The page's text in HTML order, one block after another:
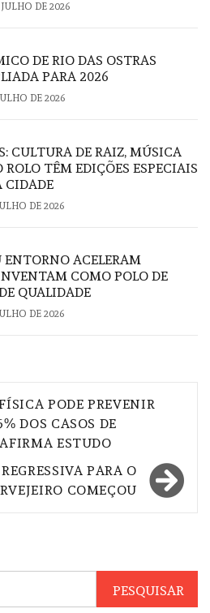
DE 2026
DE RIO DAS OSTRAS
PARA 2026
DE 2026
CULTURA DE RAIZ, MÚSICA
TÊM EDIÇÕES ESPECIAIS
CIDADE
DE 2026
ENTORNO ACELERAM
COMO POLO DE
QUALIDADE
DE 2026
PODE PREVENIR
DOS CASOS DE
ESTUDO
PARA O
COMEÇOU